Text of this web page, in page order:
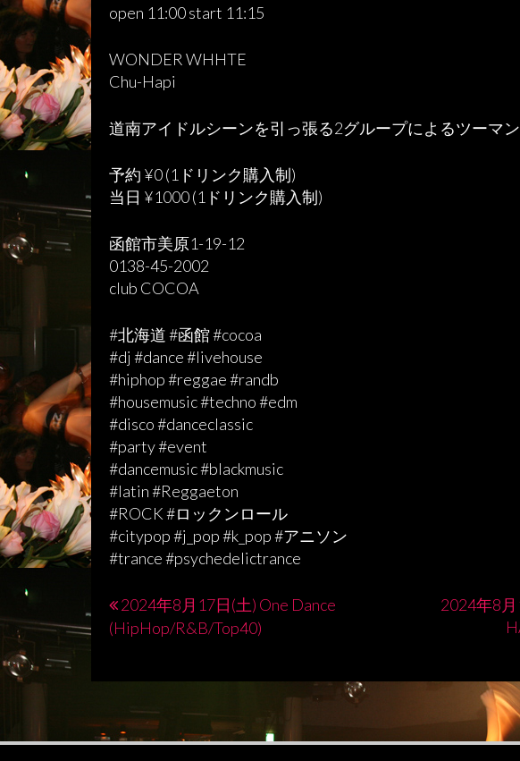
open 11:00 start 11:15
WONDER WHHTE
Chu-Hapi
道南アイドルシーンを引っ張る2グループによるツーマン
予約 ¥0 (1ドリンク購入制)
当日 ¥1000 (1ドリンク購入制)
函館市美原1-19-12
0138-45-2002
club COCOA
#北海道 #函館 #cocoa
#dj #dance #livehouse
#hiphop #reggae #randb
#housemusic #techno #edm
#disco #danceclassic
#party #event
#dancemusic #blackmusic
#latin #Reggaeton
#ROCK #ロックンロール
#citypop #j_pop #k_pop #アニソン
#trance #psychedelictrance
投
ナ
ビ
ゲ
2024年8月17日(土) One Dance
(HipHop/R&B/Top40)
2024年8